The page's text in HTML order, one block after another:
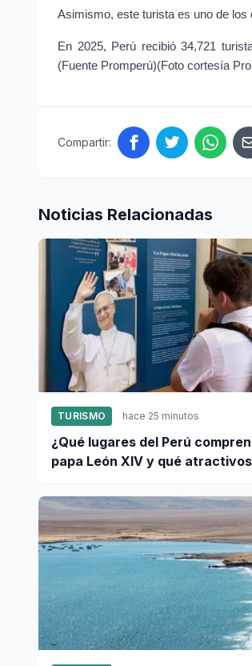
Asimismo, este turista es uno de
En 2025, Perú recibió 34,721
(Fuente Promperú)(Foto cortesía
Compartir:
Noticias Relacionadas
TURISMO hace 25 minutos
¿Qué lugares del Perú
papa León XIV y qué